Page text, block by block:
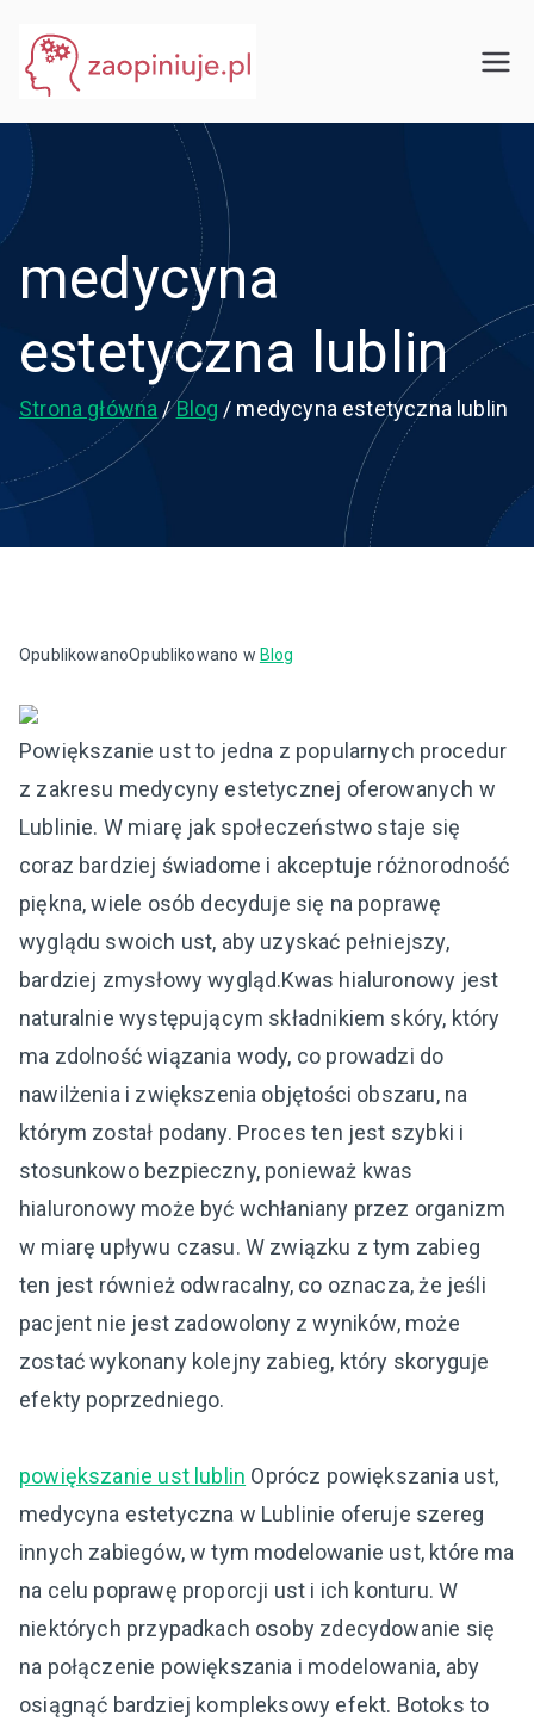
treści
medycyna
estetyczna lublin
Strona główna Blog medycyna estetyczna lublin
OpublikowanoOpublikowano w Blog
Powiększanie ust to jedna z popularnych procedur
z zakresu medycyny estetycznej oferowanych w
Lublinie. W miarę jak społeczeństwo staje się
coraz bardziej świadome i akceptuje różnorodność
piękna, wiele osób decyduje się na poprawę
wyglądu swoich ust, aby uzyskać pełniejszy,
bardziej zmysłowy wygląd.Kwas hialuronowy jest
naturalnie występującym składnikiem skóry, który
ma zdolność wiązania wody, co prowadzi do
nawilżenia i zwiększenia objętości obszaru, na
którym został podany. Proces ten jest szybki i
stosunkowo bezpieczny, ponieważ kwas
hialuronowy może być wchłaniany przez organizm
w miarę upływu czasu. W związku z tym zabieg
ten jest również odwracalny, co oznacza, że jeśli
pacjent nie jest zadowolony z wyników, może
zostać wykonany kolejny zabieg, który skoryguje
efekty poprzedniego.
powiększanie ust lublin Oprócz powiększania ust,
medycyna estetyczna w Lublinie oferuje szereg
innych zabiegów, w tym modelowanie ust, które ma
na celu poprawę proporcji ust i ich konturu. W
niektórych przypadkach osoby zdecydowanie się
na połączenie powiększania i modelowania, aby
osiągnąć bardziej kompleksowy efekt. Botoks to